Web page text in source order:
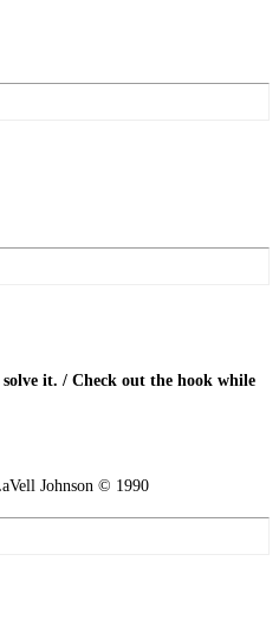
it. / Check out the hook while
John­son © 1990